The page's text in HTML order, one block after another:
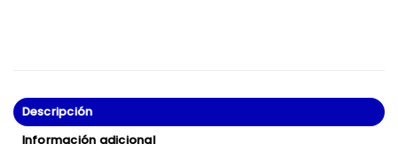
Descripción
Información adicional